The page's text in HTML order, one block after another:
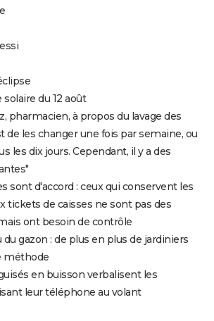
du 12 août
pharmacien, à propos du lavage des
de les changer une fois par semaine, ou
les dix jours. Cependant, il y a des
sont d'accord : ceux qui conservent les
tickets de caisses ne sont pas des
ont besoin de contrôle
du gazon : de plus en plus de jardiniers
méthode
en buisson verbalisent les
leur téléphone au volant